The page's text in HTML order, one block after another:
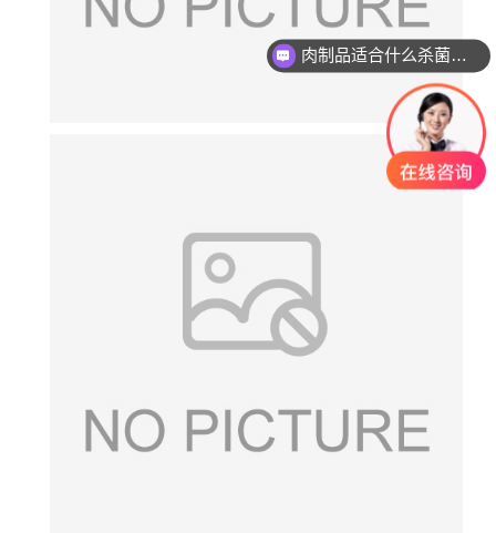
肉制品适合什么杀菌方式?